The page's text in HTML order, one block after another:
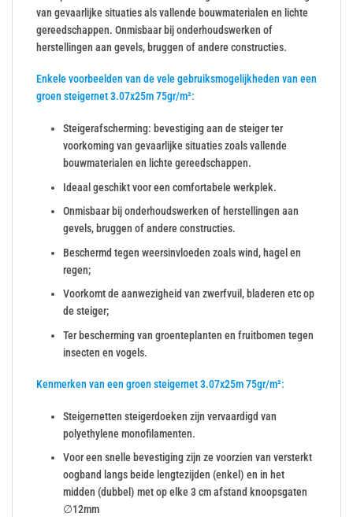
van gevaarlijke situaties als vallende bouwmaterialen en lichte
gereedschappen. Onmisbaar bij onderhoudswerken of
herstellingen aan gevels, bruggen of andere constructies.
Enkele voorbeelden van de vele gebruiksmogelijkheden van een
groen steigernet 3.07x25m 75gr/m²:
Steigerafscherming: bevestiging aan de steiger ter
voorkoming van gevaarlijke situaties zoals vallende
bouwmaterialen en lichte gereedschappen.
Ideaal geschikt voor een comfortabele werkplek.
Onmisbaar bij onderhoudswerken of herstellingen aan
gevels, bruggen of andere constructies.
Beschermd tegen weersinvloeden zoals wind, hagel en
regen;
Voorkomt de aanwezigheid van zwerfvuil, bladeren etc op
de steiger;
Ter bescherming van groenteplanten en fruitbomen tegen
insecten en vogels.
Kenmerken van een groen steigernet 3.07x25m 75gr/m²:
Steigernetten steigerdoeken zijn vervaardigd van
polyethylene monofilamenten.
Voor een snelle bevestiging zijn ze voorzien van versterkt
oogband langs beide lengtezijden (enkel) en in het
midden (dubbel) met op elke 3 cm afstand knoopsgaten
∅12mm